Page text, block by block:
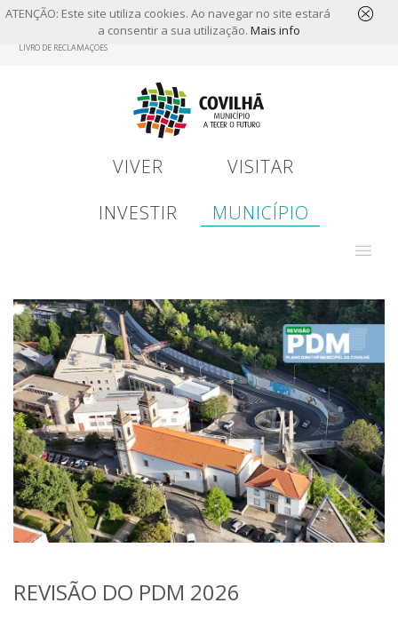
ATENÇÃO: Este site utiliza cookies. Ao navegar no site estará
a consentir a sua utilização. Mais info
LIVRO DE RECLAMAÇÕES
VIVER
VISITAR
INVESTIR
MUNICÍPIO
REVISÃO DO PDM 2026